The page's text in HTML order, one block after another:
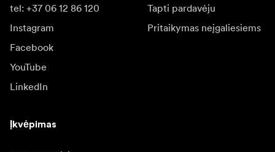
tel: +37 06 12 86 120
Instagram
Facebook
YouTube
LinkedIn
Tapti pardavėju
Pritaikymas neįgaliesiems
Įkvėpimas